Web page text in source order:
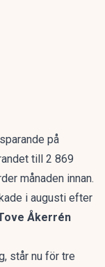
på
till 2 869
månaden innan.
i augusti efter
Åkerrén
står nu för tre